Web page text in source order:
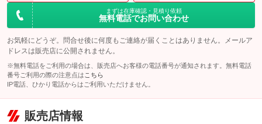
まずは在庫確認・見積り依頼
無料電話でお問い合わせ
お気軽にどうぞ。問合せ後に何度もご連絡が届くことはありません。メールア
ドレスは販売店に公開されません。
※無料電話をご利用の場合は、販売店へお客様の電話番号が通知されます。無料電話
番号ご利用の際の注意点は こちら
IP電話、ひかり電話からはご利用いただけません。
販売店情報